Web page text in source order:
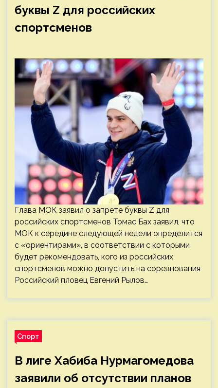
буквы Z для российских
спортсменов
Глава МОК заявил о запрете буквы Z для
российских спортсменов Томас Бах заявил, что
МОК к середине следующей недели определится
с «ориентирами», в соответствии с которыми
будет рекомендовать, кого из российских
спортсменов можно допустить на соревнования
Российский пловец Евгений Рылов…
Спорт
В лиге Хабиба Нурмагомедова
заявили об отсутствии планов